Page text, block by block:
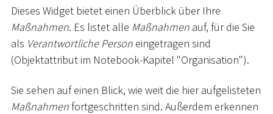
Dieses Widget bietet einen Überblick über Ihre
Maßnahmen. Es listet alle Maßnahmen auf, für die Sie
als Verantwortliche Person eingetragen sind
(Objektattribut im Notebook-Kapitel "Organisation").
Sie sehen auf einen Blick, wie weit die hier aufgelisteten
Maßnahmen fortgeschritten sind. Außerdem erkennen